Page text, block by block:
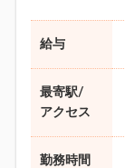
給与
最寄駅/
アクセス
勤務時間